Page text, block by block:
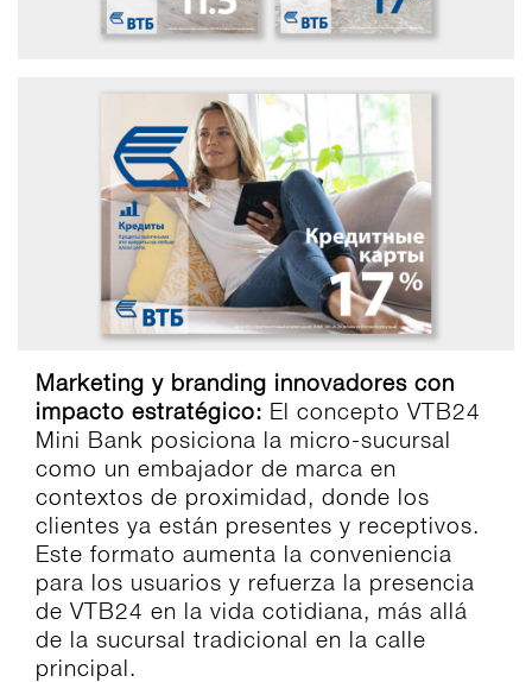
Marketing y branding innovadores con
impacto estratégico: El concepto VTB24
Mini Bank posiciona la micro-sucursal
como un embajador de marca en
contextos de proximidad, donde los
clientes ya están presentes y receptivos.
Este formato aumenta la conveniencia
para los usuarios y refuerza la presencia
de VTB24 en la vida cotidiana, más allá
de la sucursal tradicional en la calle
principal.